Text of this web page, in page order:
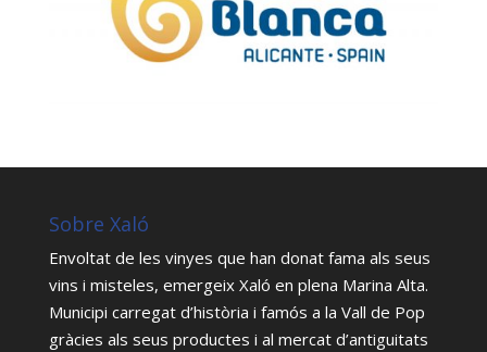
Sobre Xaló
Envoltat de les vinyes que han donat fama als seus
vins i misteles, emergeix Xaló en plena Marina Alta.
Municipi carregat d’història i famós a la Vall de Pop
gràcies als seus productes i al mercat d’antiguitats